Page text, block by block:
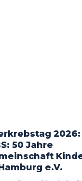
2026:
50 Jahre
e.V.